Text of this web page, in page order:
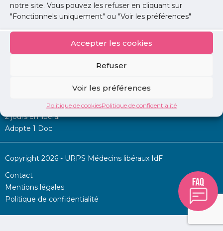
notre site. Vous pouvez les refuser en cliquant sur
"Fonctionnels uniquement" ou "Voir les préférences"
Accepter les cookies
Refuser
Voir les préférences
Politique de cookiesPolitique de confidentialité
Permanence d’aide à l’installation
2 jours en libéral
Adopte 1 Doc
Copyright 2026 - URPS Médecins libéraux IdF
Contact
Mentions légales
Politique de confidentialité